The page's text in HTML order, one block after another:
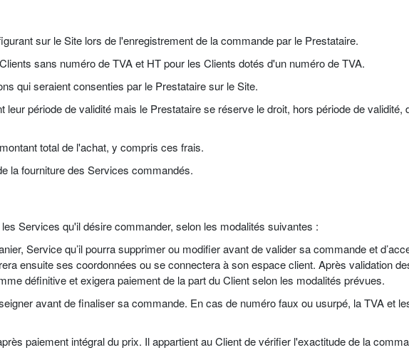
sur le Site lors de l'enregistrement de la commande par le Prestataire.
sans numéro de TVA et HT pour les Clients dotés d'un numéro de TVA.
qui seraient consenties par le Prestataire sur le Site.
période de validité mais le Prestataire se réserve le droit, hors période de validité,
total de l'achat, y compris ces frais.
la fourniture des Services commandés.
Services qu'il désire commander, selon les modalités suivantes :
Service qu’il pourra supprimer ou modifier avant de valider sa commande et
ensuite ses coordonnées ou se connectera à son espace client. Après validation
définitive et exigera paiement de la part du Client selon les modalités prévues.
avant de finaliser sa commande. En cas de numéro faux ou usurpé, la TVA et
paiement intégral du prix. Il appartient au Client de vérifier l'exactitude de la